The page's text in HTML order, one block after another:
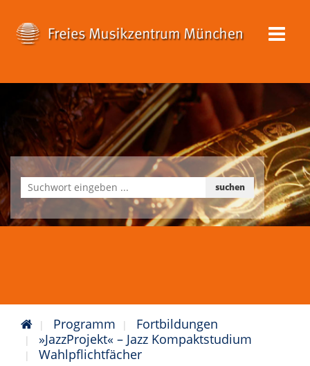
suchen
Programm
Fortbildungen
»JazzProjekt« – Jazz Kompaktstudium
Wahlpflichtfächer